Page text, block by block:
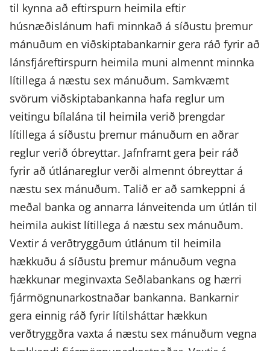
til kynna að eftirspurn heimila eftir
húsnæðislánum hafi minnkað á síðustu þremur
mánuðum en viðskiptabankarnir gera ráð fyrir að
lánsfjáreftirspurn heimila muni almennt minnka
lítillega á næstu sex mánuðum. Samkvæmt
svörum viðskiptabankanna hafa reglur um
veitingu bílalána til heimila verið þrengdar
lítillega á síðustu þremur mánuðum en aðrar
reglur verið óbreyttar. Jafnframt gera þeir ráð
fyrir að útlánareglur verði almennt óbreyttar á
næstu sex mánuðum. Talið er að samkeppni á
meðal banka og annarra lánveitenda um útlán til
heimila aukist lítillega á næstu sex mánuðum.
Vextir á verðtryggðum útlánum til heimila
hækkuðu á síðustu þremur mánuðum vegna
hækkunar meginvaxta Seðlabankans og hærri
fjármögnunarkostnaðar bankanna. Bankarnir
gera einnig ráð fyrir lítilsháttar hækkun
verðtryggðra vaxta á næstu sex mánuðum vegna